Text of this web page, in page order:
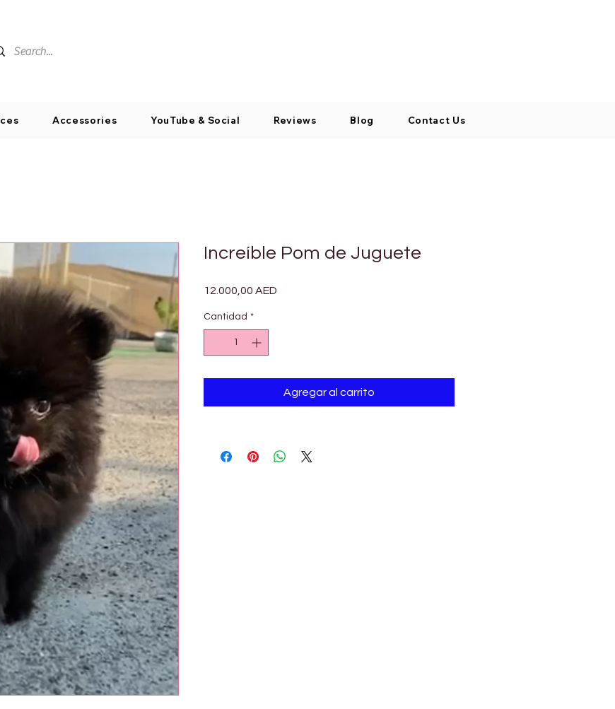
Accessories YouTube & Social Reviews Blog Contact Us
Increíble Pom de Juguete
12.000,00 AED
Cantidad *
Agregar al carrito